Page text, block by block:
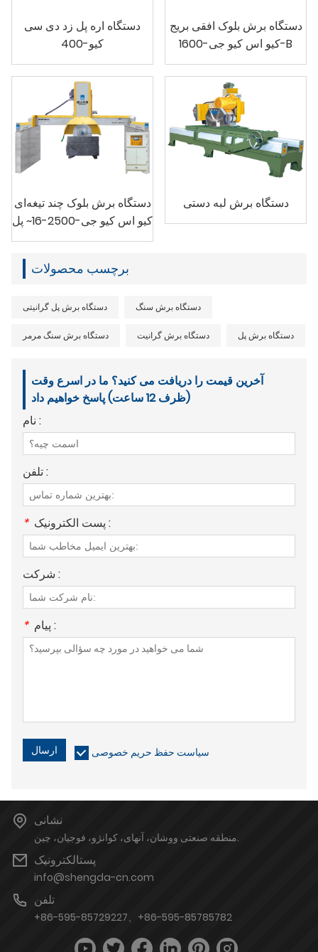
دستگاه اره پل زد دی سی
کیو-400
دستگاه برش بلوک افقی بریج
کیو اس کیو جی-1600-B
دستگاه برش بلوک چند تیغه‌ای
کیو اس کیو جی-2500-16~ پل
دستگاه برش لبه دستی
برچسب محصولات
دستگاه برش پل گرانیتی دستگاه برش سنگ
دستگاه برش سنگ مرمر دستگاه برش گرانیت دستگاه برش پل
آخرین قیمت را دریافت می کنید؟ ما در اسرع وقت
(ظرف 12 ساعت) پاسخ خواهیم داد
نام :
تلفن :
* پست الکترونیک :
شرکت :
* پیام :
ارسال سیاست حفظ حریم خصوصی
نشانی
منطقه صنعتی ووشان، آنهای، کوانژو، فوجیان، چین.
پستالکترونیک
info@shengda-cn.com
تلفن
+86-595-85729227、+86-595-85785782